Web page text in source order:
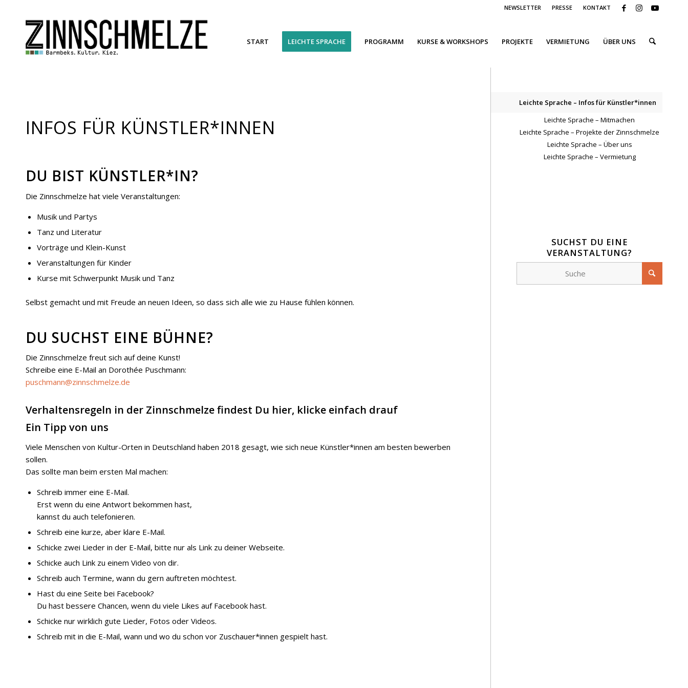
NEWSLETTER PRESSE KONTAKT
START LEICHTE SPRACHE PROGRAMM KURSE & WORKSHOPS PROJEKTE VERMIETUNG ÜBER UNS
INFOS FÜR KÜNSTLER*INNEN
DU BIST KÜNSTLER*IN?
Die Zinnschmelze hat viele Veranstaltungen:
Musik und Partys
Tanz und Literatur
Vorträge und Klein-Kunst
Veranstaltungen für Kinder
Kurse mit Schwerpunkt Musik und Tanz
Selbst gemacht und mit Freude an neuen Ideen, so dass sich alle wie zu Hause fühlen können.
DU SUCHST EINE BÜHNE?
Die Zinnschmelze freut sich auf deine Kunst!
Schreibe eine E-Mail an Dorothée Puschmann:
puschmann@zinnschmelze.de
Verhaltensregeln in der Zinnschmelze findest Du hier, klicke einfach drauf
Ein Tipp von uns
Viele Menschen von Kultur-Orten in Deutschland haben 2018 gesagt, wie sich neue Künstler*innen am besten bewerben
sollen.
Das sollte man beim ersten Mal machen:
Schreib immer eine E-Mail.
Erst wenn du eine Antwort bekommen hast,
kannst du auch telefonieren.
Schreib eine kurze, aber klare E-Mail.
Schicke zwei Lieder in der E-Mail, bitte nur als Link zu deiner Webseite.
Schicke auch Link zu einem Video von dir.
Schreib auch Termine, wann du gern auftreten möchtest.
Hast du eine Seite bei Facebook?
Du hast bessere Chancen, wenn du viele Likes auf Facebook hast.
Schicke nur wirklich gute Lieder, Fotos oder Videos.
Schreib mit in die E-Mail, wann und wo du schon vor Zuschauer*innen gespielt hast.
Leichte Sprache – Infos für Künstler*innen
Leichte Sprache – Mitmachen
Leichte Sprache – Projekte der Zinnschmelze
Leichte Sprache – Über uns
Leichte Sprache – Vermietung
SUCHST DU EINE
VERANSTALTUNG?